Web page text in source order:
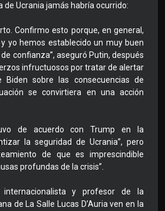
de Ucrania jamás habría ocurrido:
Confirmo esto porque, en general,
yo hemos establecido un muy buen
confianza”, aseguró Putin, después
infructuosos por tratar de alertar
Biden sobre las consecuencias de
se convirtiera en una acción
de acuerdo con Trump en la
la seguridad de Ucrania”, pero
de que es imprescindible
profundas de la crisis”.
y profesor de la
de La Salle Lucas D’Auria ven en la